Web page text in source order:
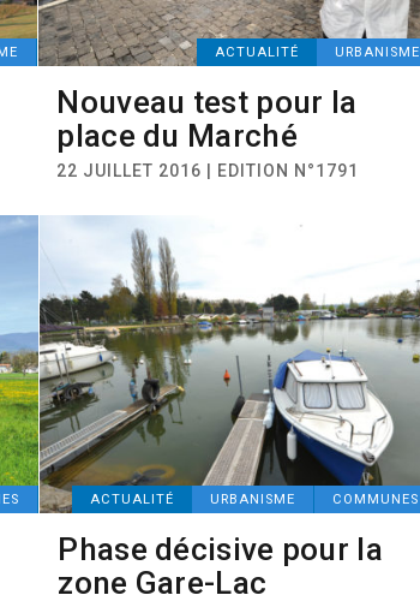
ACTUALITÉ URBANISME
Nouveau test pour la
place du Marché
22 JUILLET 2016 | EDITION N°1791
ACTUALITÉ URBANISME COMMUNES
Phase décisive pour la
zone Gare-Lac